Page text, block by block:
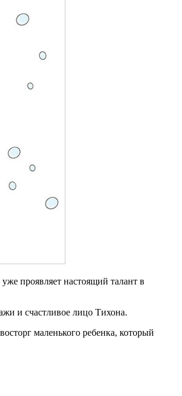
проявляет настоящий талант в
и счастливое лицо Тихона.
маленького ребенка, который